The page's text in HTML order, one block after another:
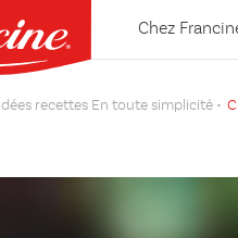
Chez
Idées recettes En toute simplicité